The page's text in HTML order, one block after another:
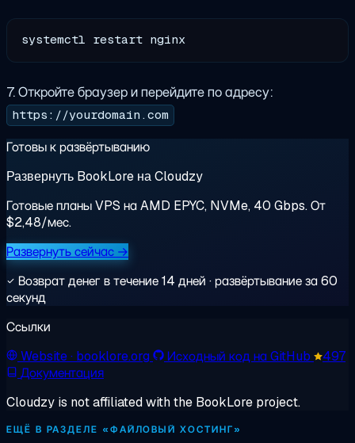
7. Откройте браузер и перейдите по адресу:
https://yourdomain.com
Готовы к развёртыванию
Развернуть BookLore на Cloudzy
Готовые планы VPS на AMD EPYC, NVMe, 40 Gbps. От
$2,48/мес.
Развернуть сейчас →
Возврат денег в течение 14 дней · развёртывание за 60
секунд
Ссылки
Website· booklore.org Исходный код на GitHub
497
Документация
Cloudzy is not affiliated with the BookLore project.
ЕЩЁ В РАЗДЕЛЕ «ФАЙЛОВЫЙ ХОСТИНГ»